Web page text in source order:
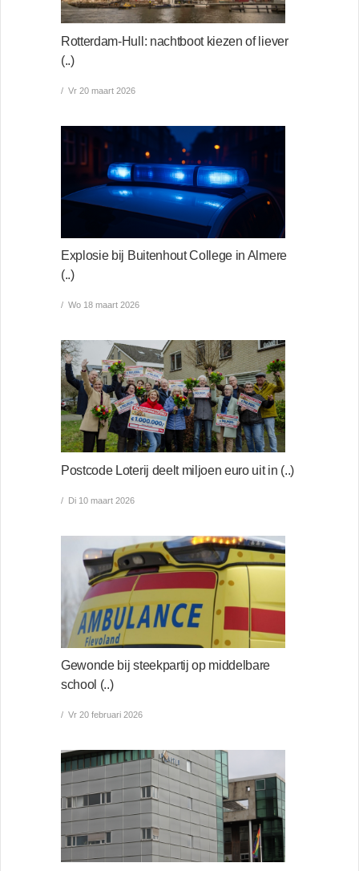
Rotterdam-Hull: nachtboot kiezen of liever
(..)
Vr 20 maart 2026
Explosie bij Buitenhout College in Almere
(..)
Wo 18 maart 2026
Postcode Loterij deelt miljoen euro uit in (..)
Di 10 maart 2026
Gewonde bij steekpartij op middelbare
school (..)
Vr 20 februari 2026